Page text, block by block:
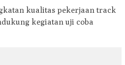
kualitas pekerjaan track
kegiatan uji coba